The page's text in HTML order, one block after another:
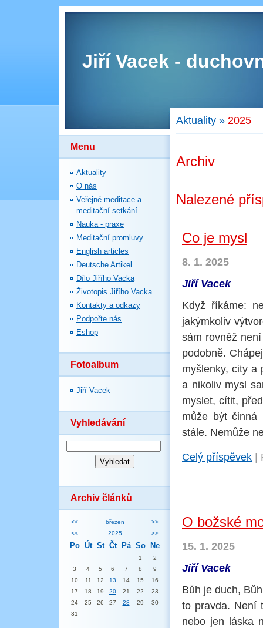
Jiří Vacek -
Menu
Aktuality
O nás
Veřejné meditace a
meditační setkání
Nauka - praxe
Meditační promluvy
English articles
Deutsche Artikel
Dílo Jiřího Vacka
Životopis Jiřího Vacka
Kontakty a odkazy
Podpořte nás
Eshop
Fotoalbum
Jiří Vacek
Vyhledávání
Archiv článků
<< březen
>>
<<
2025 >>
Po Út St Čt Pá So Ne
1
2
3
4 5 6 7 8
9
10
11 12 13 14 15
16
17
18 19 20 21 22
23
24
25 26 27 28 29
30
31
Aktuality » 2025
Archiv
Nalezené
Co je mysl
8. 1. 2025
Jiří Vacek
Když říkáme:
jakýmkoliv
sám rovněž
podobně.
myšlenky, city a
a nikoliv mysl
myslet, cítit,
může být
stále. Nemůže
Celý příspěvek
O božské
15. 1. 2025
Jiří Vacek
Bůh je duch,
to pravda. Není
nebo jen láska